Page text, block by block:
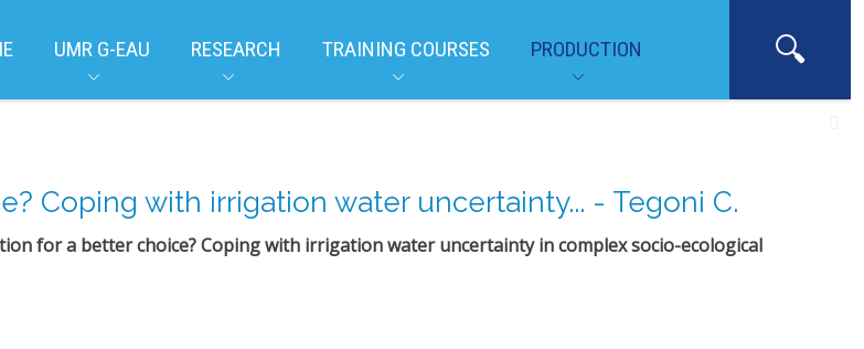
UMR G-EAU RESEARCH TRAINING COURSES PRODUCTION
Coping with irrigation water uncertainty... - Tegoni C.
for a better choice? Coping with irrigation water uncertainty in complex socio-ecological